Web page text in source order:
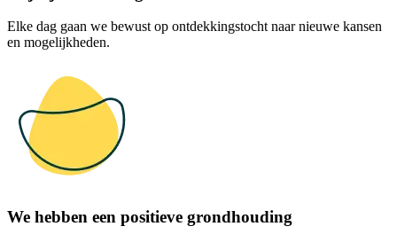
Elke dag gaan we bewust op ontdekkingstocht naar nieuwe kansen
en mogelijkheden.
We hebben een positieve grondhouding